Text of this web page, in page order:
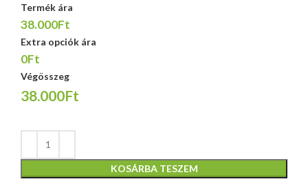
Termék ára
38.000Ft
Extra opciók ára
0Ft
Végösszeg
38.000Ft
KOSÁRBA TESZEM